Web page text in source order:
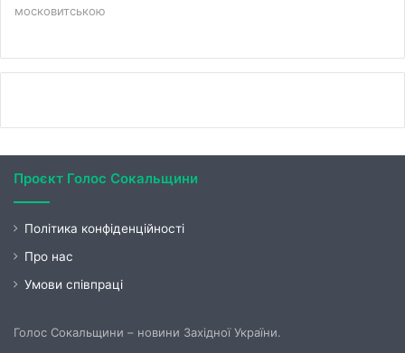
московитською
Проєкт Голос Сокальщини
Політика конфіденційності
Про нас
Умови співпраці
Голос Сокальщини – новини Західної України.